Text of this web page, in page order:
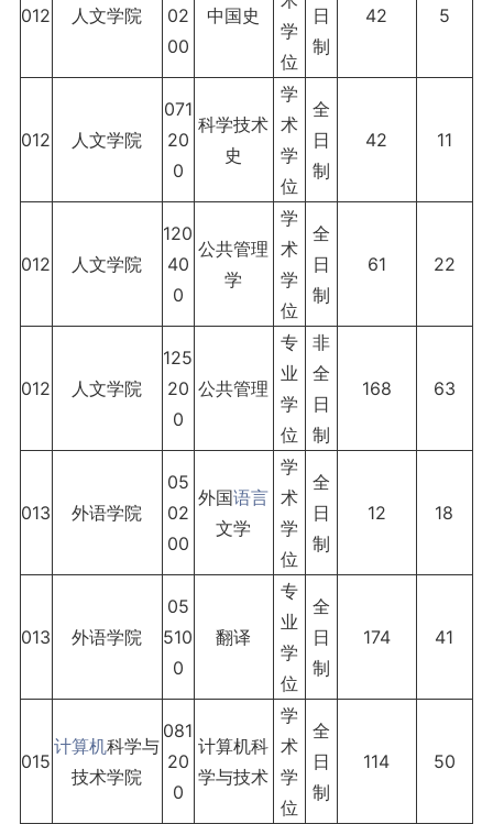
012 人文学院
02
00
中国史
学
位
日
制
42 5
012 人文学院
071
20
0
科学技术
史
学
术
学
位
全
日
制
42 11
012 人文学院
120
40
0
公共管理
学
学
术
学
位
全
日
制
61 22
012 人文学院
125
20
0
公共管理
专
业
学
位
非
全
日
制
168 63
013 外语学院
05
02
00
外国语言
文学
学
术
学
位
全
日
制
12 18
013 外语学院
05
510
0
翻译
专
业
学
位
全
日
制
174 41
015
计算机科学与
技术学院
081
20
0
计算机科
学与技术
学
术
学
位
全
日
制
114 50